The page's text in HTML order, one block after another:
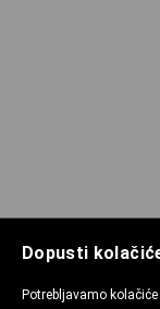
Dopusti
Potrebljavamo